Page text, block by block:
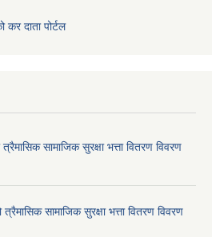
कर दाता पोर्टल
सामाजिक सुरक्षा भत्ता वितरण विवरण
सामाजिक सुरक्षा भत्ता वितरण विवरण